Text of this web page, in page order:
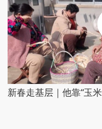
新春走基层｜他靠“玉